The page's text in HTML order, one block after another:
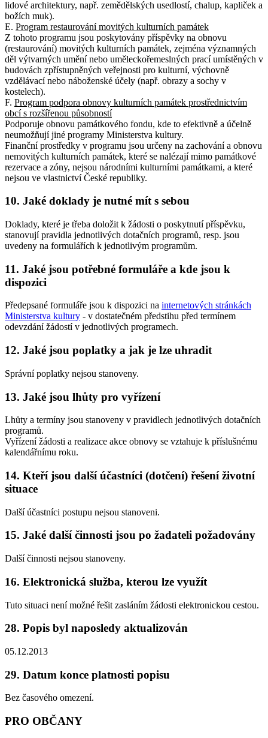
lidové architektury, např. zemědělských usedlostí, chalup, kapliček a
božích muk).
E. Program restaurování movitých kulturních památek
Z tohoto programu jsou poskytovány příspěvky na obnovu
(restaurování) movitých kulturních památek, zejména významných
děl výtvarných umění nebo uměleckořemeslných prací umístěných v
budovách zpřístupněných veřejnosti pro kulturní, výchovně
vzdělávací nebo náboženské účely (např. obrazy a sochy v
kostelech).
F. Program podpora obnovy kulturních památek prostřednictvím
obcí s rozšířenou působností
Podporuje obnovu památkového fondu, kde to efektivně a účelně
neumožňují jiné programy Ministerstva kultury.
Finanční prostředky v programu jsou určeny na zachování a obnovu
nemovitých kulturních památek, které se nalézají mimo památkové
rezervace a zóny, nejsou národními kulturními památkami, a které
nejsou ve vlastnictví České republiky.
10. Jaké doklady je nutné mít s sebou
Doklady, které je třeba doložit k žádosti o poskytnutí příspěvku,
stanovují pravidla jednotlivých dotačních programů, resp. jsou
uvedeny na formulářích k jednotlivým programům.
11. Jaké jsou potřebné formuláře a kde jsou k
dispozici
Předepsané formuláře jsou k dispozici na internetových stránkách
Ministerstva kultury - v dostatečném předstihu před termínem
odevzdání žádostí v jednotlivých programech.
12. Jaké jsou poplatky a jak je lze uhradit
Správní poplatky nejsou stanoveny.
13. Jaké jsou lhůty pro vyřízení
Lhůty a termíny jsou stanoveny v pravidlech jednotlivých dotačních
programů.
Vyřízení žádosti a realizace akce obnovy se vztahuje k příslušnému
kalendářnímu roku.
14. Kteří jsou další účastníci (dotčení) řešení životní
situace
Další účastníci postupu nejsou stanoveni.
15. Jaké další činnosti jsou po žadateli požadovány
Další činnosti nejsou stanoveny.
16. Elektronická služba, kterou lze využít
Tuto situaci není možné řešit zasláním žádosti elektronickou cestou.
28. Popis byl naposledy aktualizován
05.12.2013
29. Datum konce platnosti popisu
Bez časového omezení.
PRO OBČANY